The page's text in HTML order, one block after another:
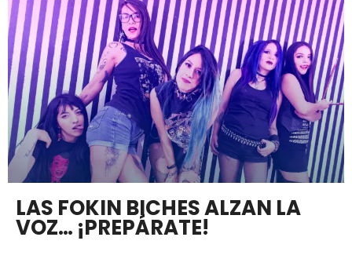
LAS FOKIN BICHES ALZAN LA
VOZ… ¡PREPÁRATE!